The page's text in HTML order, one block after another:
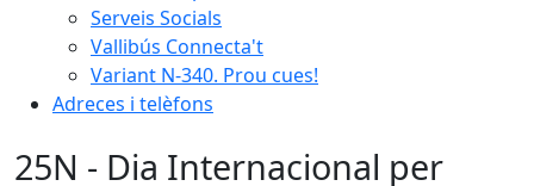
Serveis Socials
Vallibús Connecta't
Variant N-340. Prou cues!
Adreces i telèfons
25N - Dia Internacional per